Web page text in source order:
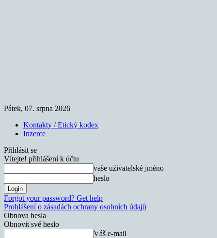
Pátek, 07. srpna 2026
Kontakty / Etický kodex
Inzerce
Přihlásit se
Vítejte! přihlášení k účtu
vaše uživatelské jméno
heslo
Forgot your password? Get help
Prohlášení o zásadách ochrany osobních údajů
Obnova hesla
Obnovit své heslo
Váš e-mail